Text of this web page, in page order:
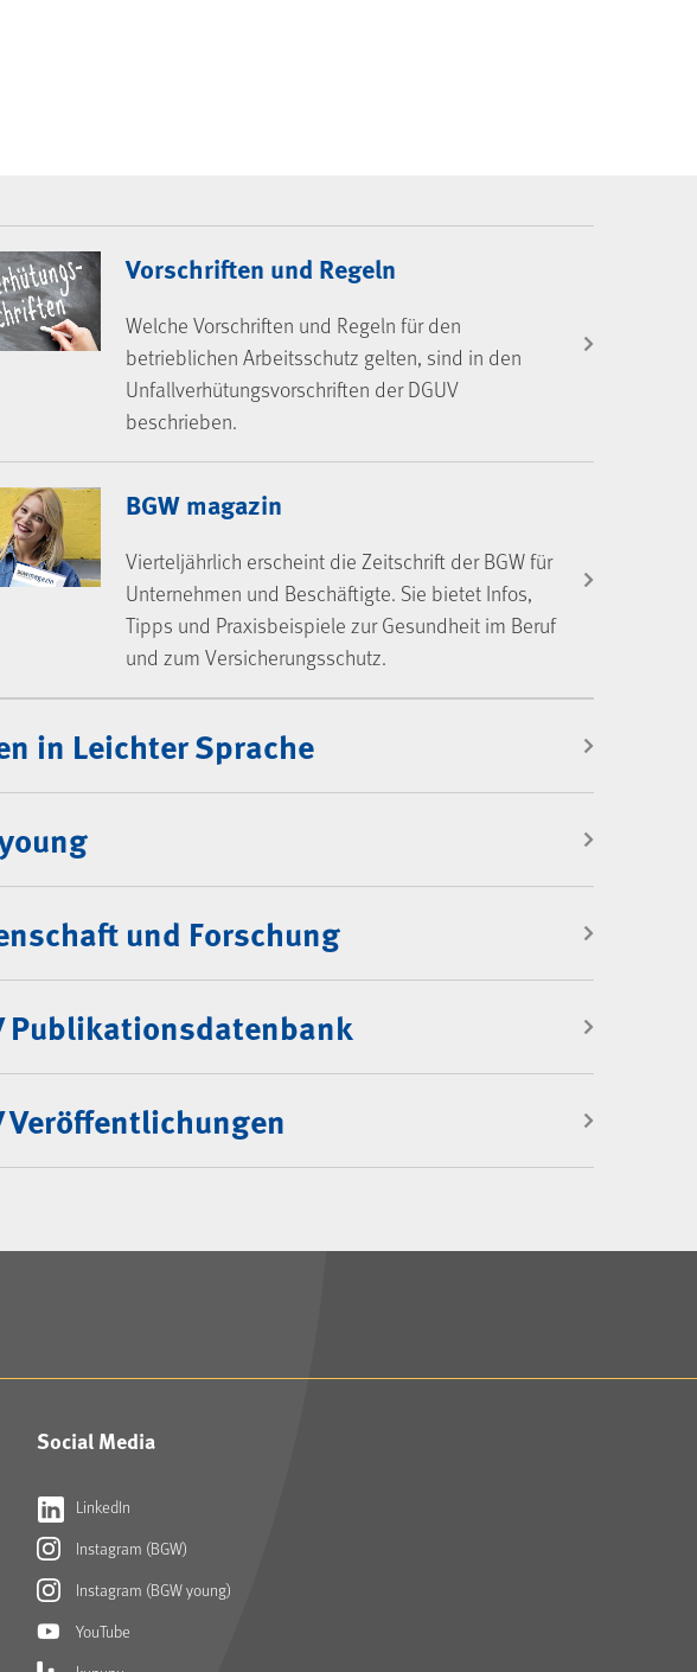
Vorschriften und Regeln
Welche Vorschriften und Regeln für den
betrieblichen Arbeitsschutz gelten, sind in den
Unfallverhütungsvorschriften der DGUV
beschrieben.
BGW magazin
Vierteljährlich erscheint die Zeitschrift der BGW für
Unternehmen und Beschäftigte. Sie bietet Infos,
Tipps und Praxisbeispiele zur Gesundheit im Beruf
und zum Versicherungsschutz.
in Leichter Sprache
und Forschung
Publikationsdatenbank
Veröffentlichungen
Social Media
LinkedIn
Instagram (BGW)
Instagram (BGW young)
YouTube